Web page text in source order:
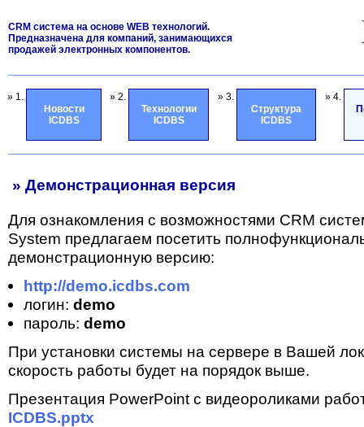
CRM система на основе WEB технологий.
Предназначена для компаний, занимающихся
продажей электронных компонентов.
» 1.
Новости
ICDBS
» 2.
Технологии
ICDBS
» 3.
Структура
ICDBS
» 4.
» Демонстрационная версия
Для ознакомления с возможностями CRM
System предлагаем посетить
демонстрационную версию:
http://demo.icdbs.com
логин: demo
пароль: demo
При установки системы на сервере в Вашей
скорость работы будет на порядок выше.
Презентация PowerPoint с видеороликами
ICDBS.pptx